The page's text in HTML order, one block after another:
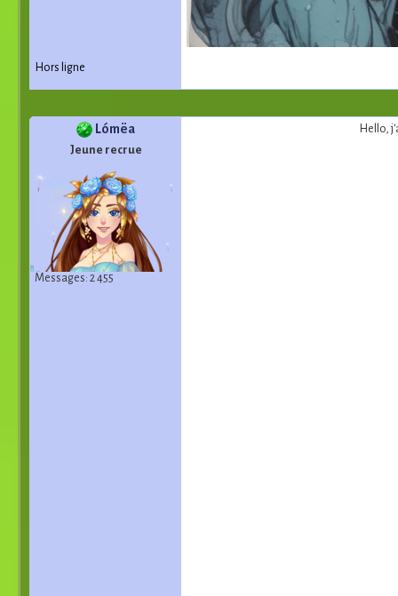
Hors ligne
Lómëa
Jeune recrue
Messages: 2 455
Hello,